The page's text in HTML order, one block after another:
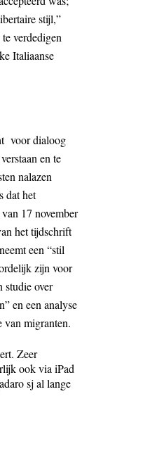
stijl,”
verdedigen
Italiaanse
voor dialoog
en te
nalazen
dat het
17 november
het tijdschrift
een “stil
zijn voor
studie over
en een analyse
van migranten.
Zeer
ook via iPad
sj al lange